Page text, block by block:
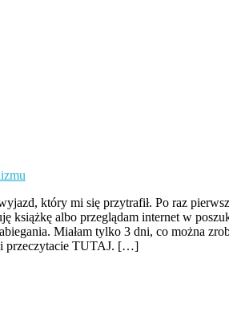
który mi się przytrafił. Po raz
książkę albo przeglądam internet w
Miałam tylko 3 dni, co można
przeczytacie TUTAJ. […]